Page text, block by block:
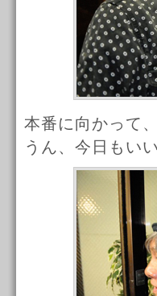
本番に向かって
うん、今日もい